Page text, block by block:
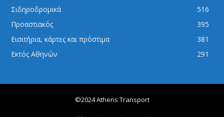
Σιδηροδρομικά
516
Προαστιακός
395
Εισιτήρια, κάρτες και πρόστιμα
381
Εκτός Αθηνών
291
©2024 Athens Transport